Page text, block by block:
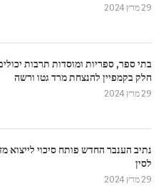
29 מרץ 2024
בתי ספר, ספריות ומוסדות תרבות
חלק בקמפיין להנצחת מרד גטו ורשה
29 מרץ 2024
נתיב הענבר החדש פותח סיכוי לייצוא
לסין
29 מרץ 2024